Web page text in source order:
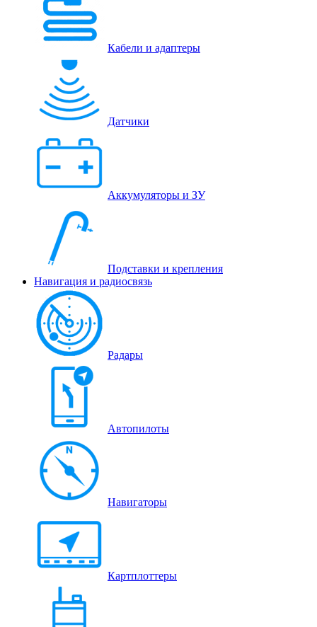
Кабели и адаптеры
Датчики
Аккумуляторы и ЗУ
Подставки и крепления
Навигация и радиосвязь
Радары
Автопилоты
Навигаторы
Картплоттеры